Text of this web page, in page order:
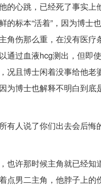
心跳，已经死了事实
标本“活着”，因为博
伤那么重，在没有医疗
通过血液hcg测出，但即
况且博士闲着没事给他
为博士也解释不明白到
人说了你们出去会后
也许那时候主角就已经
男二主角，他脖子上的